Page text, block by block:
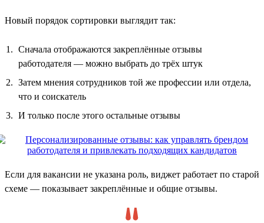
Новый порядок сортировки выглядит так:
Сначала отображаются закреплённые отзывы
работодателя — можно выбрать до трёх штук
Затем мнения сотрудников той же профессии или отдела,
что и соискатель
И только после этого остальные отзывы
Если для вакансии не указана роль, виджет работает по старой
схеме — показывает закреплённые и общие отзывы.